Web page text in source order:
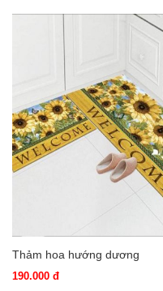
Thảm hoa hướng dương
190.000 đ